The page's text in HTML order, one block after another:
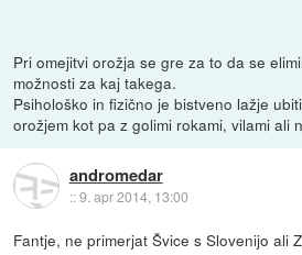
Pri omejitvi orožja se gre za to da se
možnosti za kaj takega.
Psihološko in fizično je bistveno lažje
orožjem kot pa z golimi rokami, vilami ali
andromedar
::9. apr 2014, 13:00
Fantje, ne primerjat Švice s Slovenijo ali